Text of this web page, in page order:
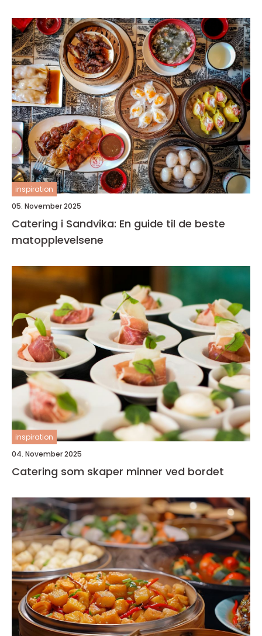
inspiration
05. November 2025
Catering i Sandvika: En guide til de beste
matopplevelsene
inspiration
04. November 2025
Catering som skaper minner ved bordet